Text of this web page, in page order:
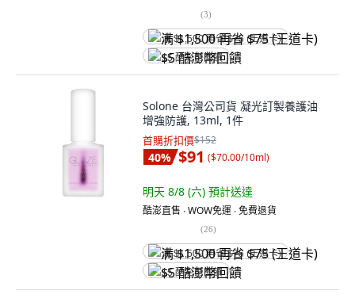
(3)
满 $1,500 再省 $75 (王道卡)
$5 酷澎幣回饋
Solone 台灣公司貨 凝光訂製養護油
增強防護, 13ml, 1件
首購折扣價$152
40% $91 ($70.00/10ml)
明天 8/8 (六) 預計送達
酷澎直售 ∙ WOW免運 ∙ 免費退貨
(26)
满 $1,500 再省 $75 (王道卡)
$5 酷澎幣回饋